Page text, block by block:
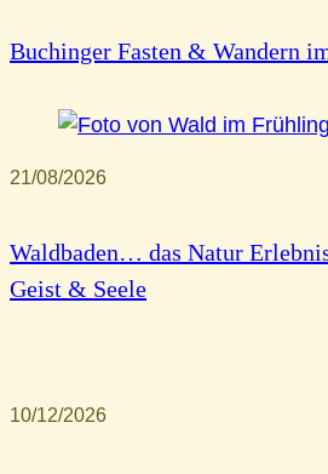
Buchinger Fasten & Wandern
21/08/2026
Waldbaden… das Natur
Geist & Seele
10/12/2026